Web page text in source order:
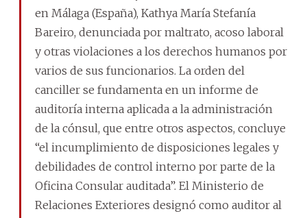
en Málaga (España), Kathya María Stefanía
Bareiro, denunciada por maltrato, acoso laboral
y otras violaciones a los derechos humanos por
varios de sus funcionarios. La orden del
canciller se fundamenta en un informe de
auditoría interna aplicada a la administración
de la cónsul, que entre otros aspectos, concluye
“el incumplimiento de disposiciones legales y
debilidades de control interno por parte de la
Oficina Consular auditada”. El Ministerio de
Relaciones Exteriores designó como auditor al